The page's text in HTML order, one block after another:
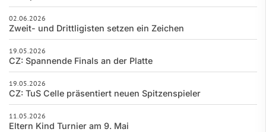
02.06.2026
Zweit- und Drittligisten setzen ein Zeichen
19.05.2026
CZ: Spannende Finals an der Platte
19.05.2026
CZ: TuS Celle präsentiert neuen Spitzenspieler
11.05.2026
Eltern Kind Turnier am 9. Mai